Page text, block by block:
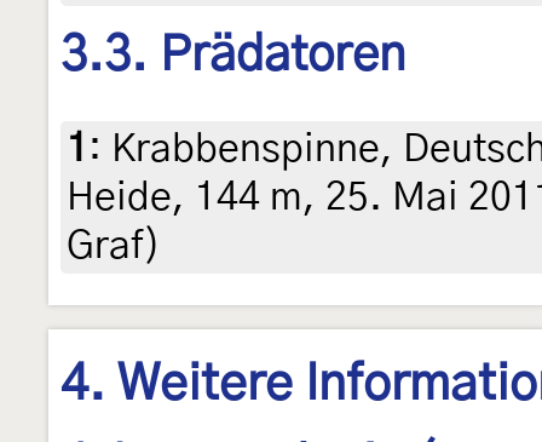
3.3. Prädatoren
1 : Krabbenspinne,
Heide, 144 m, 25. Mai
Graf)
4. Weitere